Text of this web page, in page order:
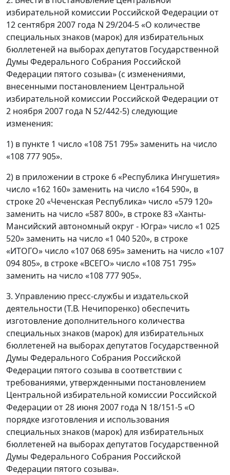
избирательной комиссии Российской Федерации от
12 сентября 2007 года N 29/204-5 «О количестве
специальных знаков (марок) для избирательных
бюллетеней на выборах депутатов Государственной
Думы Федерального Собрания Российской
Федерации пятого созыва» (с изменениями,
внесенными постановлением Центральной
избирательной комиссии Российской Федерации от
2 ноября 2007 года N 52/442-5) следующие
изменения:
1) в пункте 1 число «108 751 795» заменить на число
«108 777 905».
2) в приложении в строке 6 «Республика Ингушетия»
число «162 160» заменить на число «164 590», в
строке 20 «Чеченская Республика» число «579 120»
заменить на число «587 800», в строке 83 «Ханты-
Мансийский автономный округ - Югра» число «1 025
520» заменить на число «1 040 520», в строке
«ИТОГО» число «107 068 695» заменить на число «107
094 805», в строке «ВСЕГО» число «108 751 795»
заменить на число «108 777 905».
3. Управлению пресс-службы и издательской
деятельности (Т.В. Нечипоренко) обеспечить
изготовление дополнительного количества
специальных знаков (марок) для избирательных
бюллетеней на выборах депутатов Государственной
Думы Федерального Собрания Российской
Федерации пятого созыва в соответствии с
требованиями, утвержденными постановлением
Центральной избирательной комиссии Российской
Федерации от 28 июня 2007 года N 18/151-5 «О
порядке изготовления и использования
специальных знаков (марок) для избирательных
бюллетеней на выборах депутатов Государственной
Думы Федерального Собрания Российской
Федерации пятого созыва».